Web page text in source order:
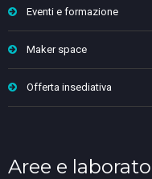
Eventi e formazione
Maker space
Offerta insediativa
Aree e